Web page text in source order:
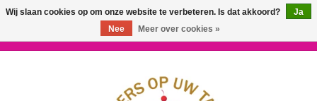
Wij slaan cookies op om onze website te verbeteren. Is dat akkoord?
Ja
Nee
Meer over cookies »